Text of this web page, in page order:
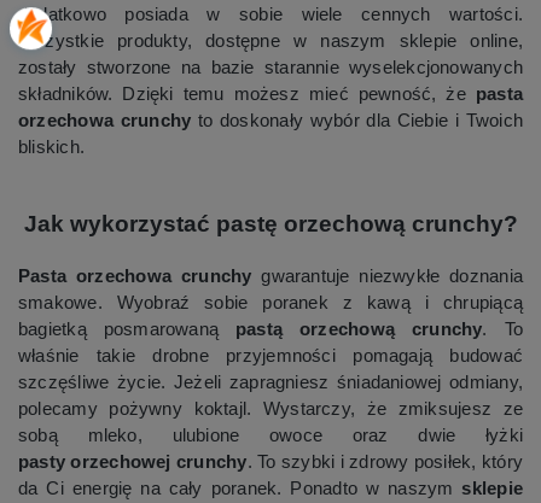
dodatkowo posiada w sobie wiele cennych wartości.
Wszystkie produkty, dostępne w naszym sklepie online,
zostały stworzone na bazie starannie wyselekcjonowanych
składników. Dzięki temu możesz mieć pewność, żepasta
orzechowa crunchy to doskonały wybór dla Ciebie i Twoich
bliskich.
Jak wykorzystać pastę orzechową crunchy?
Pasta orzechowa crunchy gwarantuje niezwykłe doznania
smakowe. Wyobraź sobie poranek z kawą i chrupiącą
bagietką posmarowaną pastą orzechową crunchy. To
właśnie takie drobne przyjemności pomagają budować
szczęśliwe życie. Jeżeli zapragniesz śniadaniowej odmiany,
polecamy pożywny koktajl. Wystarczy, że zmiksujesz ze
sobą mleko, ulubione owoce oraz dwie łyżki
pasty orzechowej crunchy. To szybki i zdrowy posiłek, który
da Ci energię na cały poranek. Ponadto w naszym sklepie